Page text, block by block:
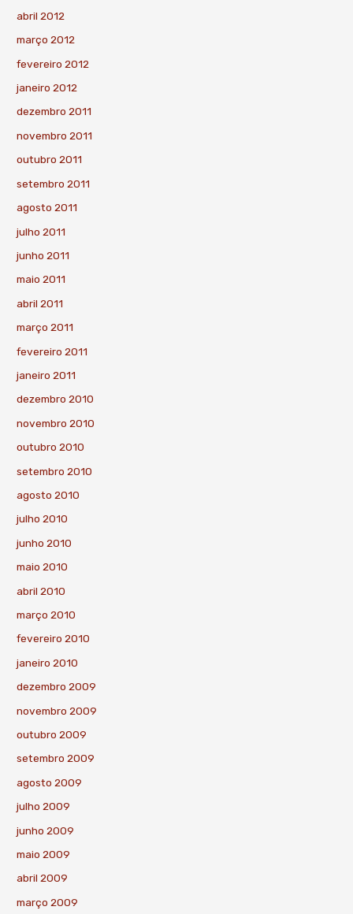
abril 2012
março 2012
fevereiro 2012
janeiro 2012
dezembro 2011
novembro 2011
outubro 2011
setembro 2011
agosto 2011
julho 2011
junho 2011
maio 2011
abril 2011
março 2011
fevereiro 2011
janeiro 2011
dezembro 2010
novembro 2010
outubro 2010
setembro 2010
agosto 2010
julho 2010
junho 2010
maio 2010
abril 2010
março 2010
fevereiro 2010
janeiro 2010
dezembro 2009
novembro 2009
outubro 2009
setembro 2009
agosto 2009
julho 2009
junho 2009
maio 2009
abril 2009
março 2009